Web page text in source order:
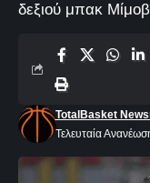
δεξιού μπακ
Τελευταία
TotalBasket